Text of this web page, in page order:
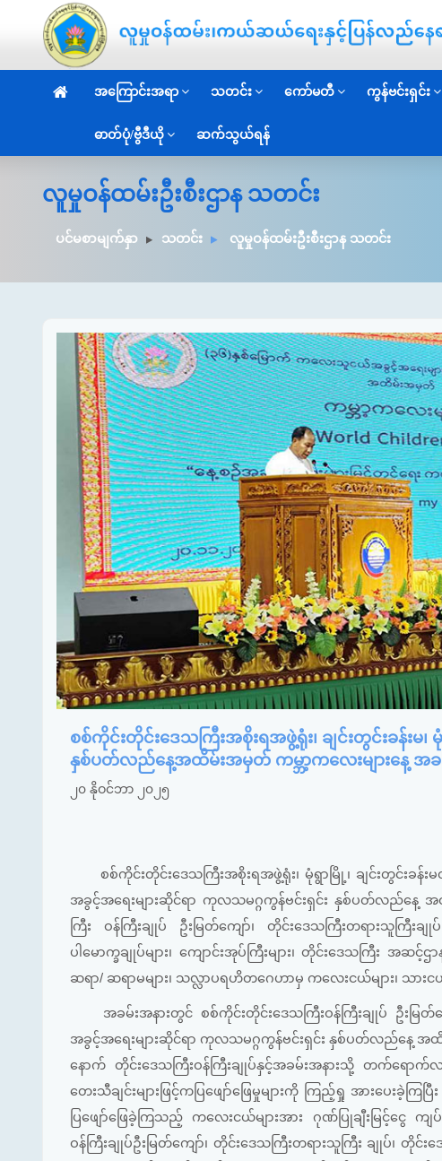
အကြောင်းအရာ သတင်း ကော်မတီ ကွန်ဗင်းရှင်း
ဓာတ်ပုံ/ဗွီဒီယို ဆက်သွယ်ရန်
လူမှုဝန်ထမ်းဦးစီးဌာန သတင်း
ပင်မစာမျက်နှာ သတင်း လူမှုဝန်ထမ်းဦးစီးဌာန သတင်း
စစ်ကိုင်းတိုင်းဒေသကြီးအစိုးရအဖွဲ့ရုံး၊ ချင်းတွင်းခန်းမ
နှစ်ပတ်လည်နေ့အထိမ်းအမှတ် ကမ္ဘာ့ကလေးများနေ့ အခမ်
၂၀ နိုဝင်ဘာ ၂၀၂၅
စစ်ကိုင်းတိုင်းဒေသကြီးအစိုးရအဖွဲ့ရုံး၊ မုံရွာမြို့၊ ချင်းတွင်း
အခွင့်အရေးများဆိုင်ရာ ကုလသမဂ္ဂကွန်ဗင်းရှင်း နှစ်ပတ်လည်နေ့ အ
ကြီး ဝန်ကြီးချုပ် ဦးမြတ်ကျော်၊ တိုင်းဒေသကြီးတရားသူကြီး
ပါမောက္ခချုပ်များ၊ ကျောင်းအုပ်ကြီးများ၊ တိုင်းဒေသကြီး အဆ
ဆရာ/ ဆရာမများ၊ သလ္လာပရဟိတဂေဟာမှ ကလေးငယ်များ၊ သား
အခမ်းအနားတွင် စစ်ကိုင်းတိုင်းဒေသကြီးဝန်ကြီးချုပ် ဦးမြ
အခွင့်အရေးများဆိုင်ရာ ကုလသမဂ္ဂကွန်ဗင်းရှင်း နှစ်ပတ်လည်နေ့ အထိ
နောက် တိုင်းဒေသကြီးဝန်ကြီးချုပ်နှင့်အခမ်းအနားသို့ တက်ရောက်လ
တေးသီချင်းများဖြင့်ကပြဖျော်ဖြေမှုများကို ကြည့်ရှု အားပေးခဲ့က
ပြဖျော်ဖြေခဲ့ကြသည့် ကလေးငယ်များအား ဂုဏ်ပြုချီးမြင့်ငွ
ဝန်ကြီးချုပ်ဦးမြတ်ကျော်၊ တိုင်းဒေသကြီးတရားသူကြီး ချုပ်၊